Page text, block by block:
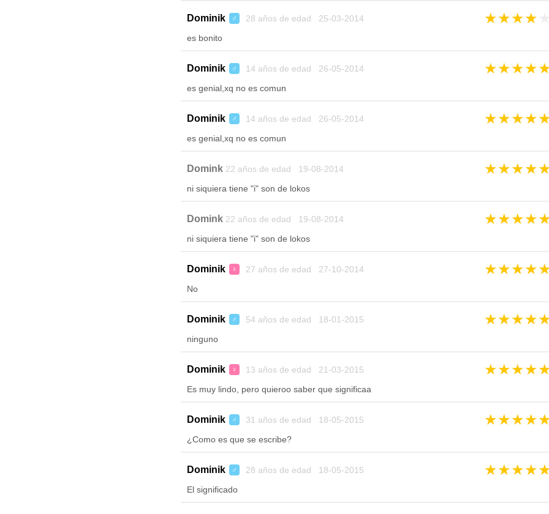
Dominik ♂ 28 años de edad 25-03-2014 ★★★★
es bonito
Dominik ♂ 14 años de edad 26-05-2014 ★★★★
es genial,xq no es comun
Dominik ♂ 14 años de edad 26-05-2014 ★★★★
es genial,xq no es comun
Domink22 años de edad 19-08-2014 ★★★★
ni siquiera tiene "i" son de lokos
Domink22 años de edad 19-08-2014 ★★★★
ni siquiera tiene "i" son de lokos
Dominik ♀ 27 años de edad 27-10-2014 ★★★★
No
Dominik ♂ 54 años de edad 18-01-2015 ★★★★
ninguno
Dominik ♀ 13 años de edad 21-03-2015 ★★★★
Es muy lindo, pero quieroo saber que significaa
Dominik ♂ 31 años de edad 18-05-2015 ★★★★
¿Como es que se escribe?
Dominik ♂ 28 años de edad 18-05-2015 ★★★★
El significado